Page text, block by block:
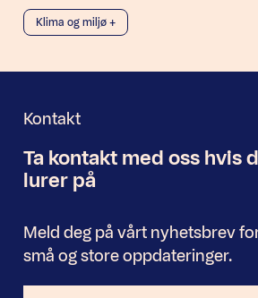
Klima og miljø +
Kontakt
Nyhetsbrev
Ta kontakt med oss hvis
lurer på
Meld deg på vårt nyhetsbrev
små og store oppdateringer.